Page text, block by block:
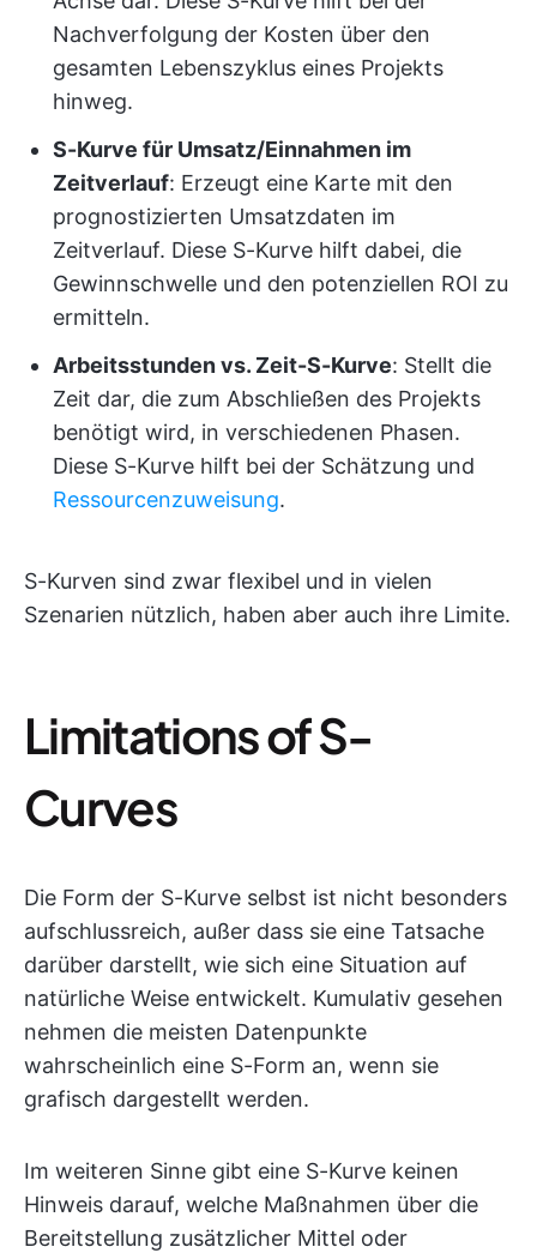
Nachverfolgung der Kosten über den
gesamten Lebenszyklus eines Projekts
hinweg.
S-Kurve für Umsatz/Einnahmen im
Zeitverlauf: Erzeugt eine Karte mit den
prognostizierten Umsatzdaten im
Zeitverlauf. Diese S-Kurve hilft dabei, die
Gewinnschwelle und den potenziellen ROI zu
ermitteln.
Arbeitsstunden vs. Zeit-S-Kurve: Stellt die
Zeit dar, die zum Abschließen des Projekts
benötigt wird, in verschiedenen Phasen.
Diese S-Kurve hilft bei der Schätzung und
Ressourcenzuweisung.
S-Kurven sind zwar flexibel und in vielen
Szenarien nützlich, haben aber auch ihre Limite.
Limitations of S-
Curves
Die Form der S-Kurve selbst ist nicht besonders
aufschlussreich, außer dass sie eine Tatsache
darüber darstellt, wie sich eine Situation auf
natürliche Weise entwickelt. Kumulativ gesehen
nehmen die meisten Datenpunkte
wahrscheinlich eine S-Form an, wenn sie
grafisch dargestellt werden.
Im weiteren Sinne gibt eine S-Kurve keinen
Hinweis darauf, welche Maßnahmen über die
Bereitstellung zusätzlicher Mittel oder